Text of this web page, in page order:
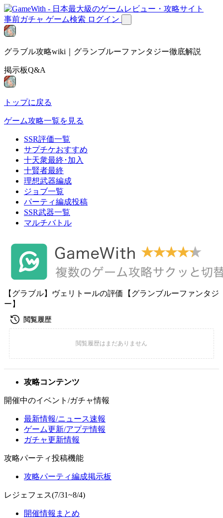
事前ガチャ ゲーム検索 ログイン
グラブル攻略wiki｜グランブルーファンタジー徹底解説
掲示板Q&A
トップに戻る
ゲーム攻略一覧を見る
SSR評価一覧
サプチケおすすめ
十天衆最終･加入
十賢者最終
理想武器編成
ジョブ一覧
パーティ編成投稿
SSR武器一覧
マルチバトル
【グラブル】ヴェリトールの評価【グランブルーファンタジ
ー】
攻略コンテンツ
開催中のイベント/ガチャ情報
最新情報/ニュース速報
ゲーム更新/アプデ情報
ガチャ更新情報
攻略パーティ投稿機能
攻略パーティ編成掲示板
レジェフェス(7/31~8/4)
開催情報まとめ